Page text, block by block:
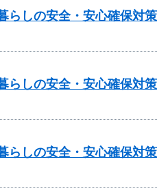
しの安全・安心確保対
しの安全・安心確保対
しの安全・安心確保対